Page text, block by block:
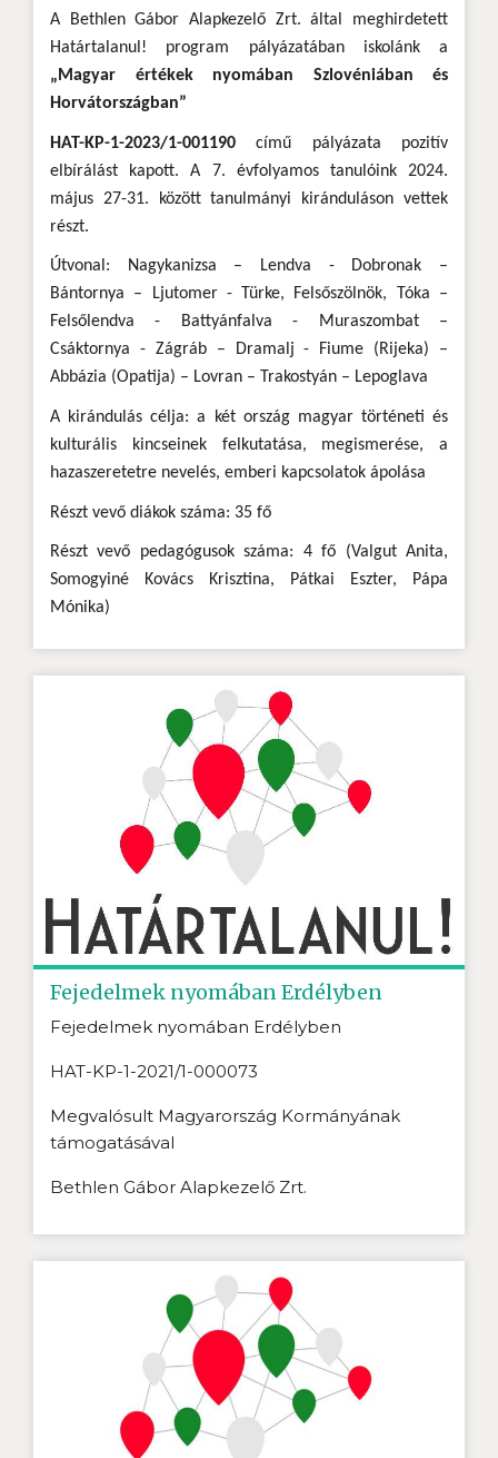
A Bethlen Gábor Alapkezelő Zrt. által meghirdetett
Határtalanul! program pályázatában iskolánk a
„Magyar értékek nyomában Szlovéniában és
Horvátországban”
HAT-KP-1-2023/1-001190című pályázata pozitív
elbírálást kapott. A 7. évfolyamos tanulóink 2024.
május 27-31. között tanulmányi kiránduláson vettek
részt.
Útvonal: Nagykanizsa – Lendva - Dobronak –
Bántornya – Ljutomer - Türke, Felsőszölnök, Tóka –
Felsőlendva - Battyánfalva - Muraszombat –
Csáktornya - Zágráb – Dramalj - Fiume (Rijeka) –
Abbázia (Opatija) – Lovran – Trakostyán – Lepoglava
A kirándulás célja: a két ország magyar történeti és
kulturális kincseinek felkutatása, megismerése, a
hazaszeretetre nevelés, emberi kapcsolatok ápolása
Részt vevő diákok száma: 35 fő
Részt vevő pedagógusok száma: 4 fő (Valgut Anita,
Somogyiné Kovács Krisztina, Pátkai Eszter, Pápa
Mónika)
Fejedelmek nyomában Erdélyben
Fejedelmek nyomában Erdélyben
HAT-KP-1-2021/1-000073
Megvalósult Magyarország Kormányának
támogatásával
Bethlen Gábor Alapkezelő Zrt.